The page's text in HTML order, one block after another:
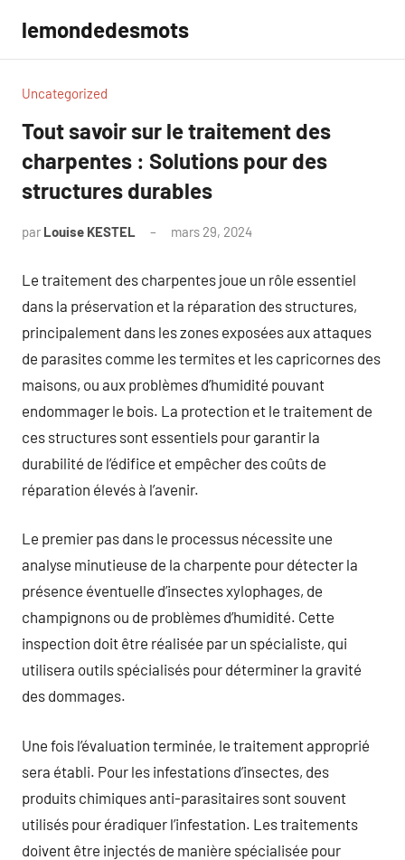
contenu
lemondedesmots
Uncategorized
Tout savoir sur le traitement des
charpentes : Solutions pour des
structures durables
par Louise KESTEL mars 29, 2024
Le traitement des charpentes joue un rôle essentiel
dans la préservation et la réparation des structures,
principalement dans les zones exposées aux attaques
de parasites comme les termites et les capricornes des
maisons, ou aux problèmes d’humidité pouvant
endommager le bois. La protection et le traitement de
ces structures sont essentiels pour garantir la
durabilité de l’édifice et empêcher des coûts de
réparation élevés à l’avenir.
Le premier pas dans le processus nécessite une
analyse minutieuse de la charpente pour détecter la
présence éventuelle d’insectes xylophages, de
champignons ou de problèmes d’humidité. Cette
inspection doit être réalisée par un spécialiste, qui
utilisera outils spécialisés pour déterminer la gravité
des dommages.
Une fois l’évaluation terminée, le traitement approprié
sera établi. Pour les infestations d’insectes, des
produits chimiques anti-parasitaires sont souvent
utilisés pour éradiquer l’infestation. Les traitements
doivent être injectés de manière spécialisée pour